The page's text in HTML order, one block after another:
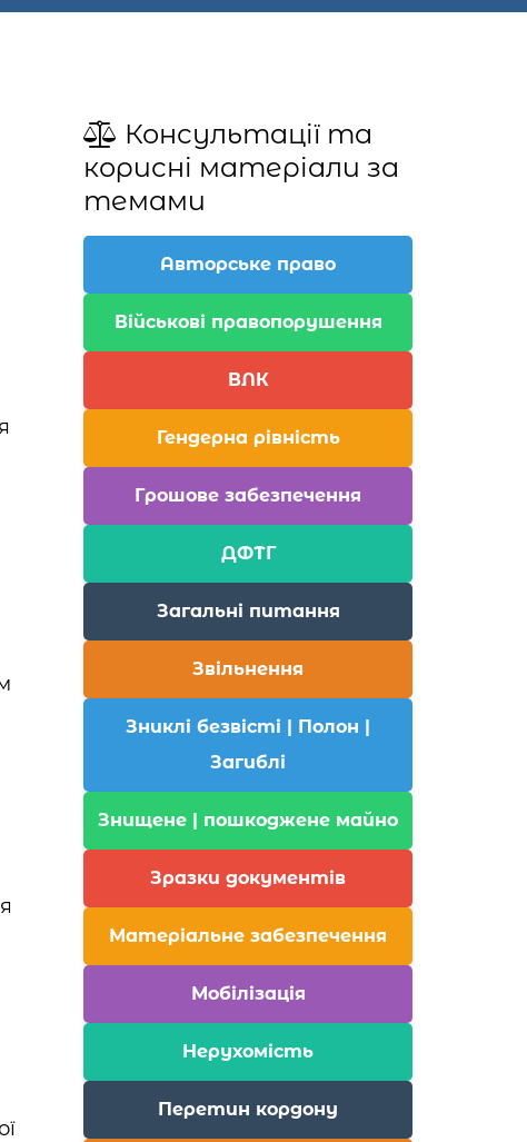
Консультації та
корисні матеріали за
темами
Авторське право
Військові правопорушення
ВЛК
Гендерна рівність
Грошове забезпечення
ДФТГ
Загальні питання
Звільнення
Зниклі безвісті | Полон |
Загиблі
Знищене | пошкоджене майно
Зразки документів
Матеріальне забезпечення
Мобілізація
Нерухомість
Перетин кордону